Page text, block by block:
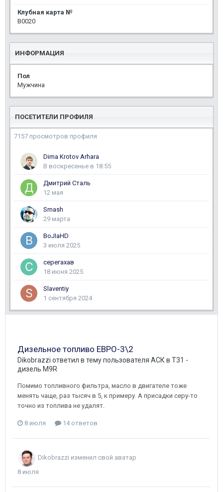
Клубная карта №
В0020
ИНФОРМАЦИЯ
Пол
Мужчина
ПОСЕТИТЕЛИ ПРОФИЛЯ
7157 просмотров профиля
Dima Krotov Arhara
В воскресенье в 18:55
Дмитрий Сталь
12 мая
Smash
29 марта
BoJIaHD
3 июля 2025
серегахав
18 июня 2025
Slaventiy
1 сентября 2024
Дизельное топливо ЕВРО-3\2
Dikobrazzi ответил в тему пользователя АСК в T31 -
дизель M9R
Помимо топливного фильтра, масло в двигателе тоже
менять чаще, раз тысяч в 5, к примеру. А присадки серу-то
точно из топлива не удалят.
8 июля 14 ответов
Dikobrazzi изменил свой аватар
8 июля